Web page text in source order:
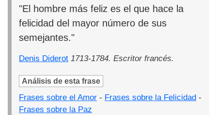
"El hombre más feliz es el que hace la
felicidad del mayor número de sus
semejantes."
Denis Diderot 1713-1784. Escritor francés.
Análisis de esta frase
Frases sobre el Amor - Frases sobre la Felicidad -
Frases sobre la Paz